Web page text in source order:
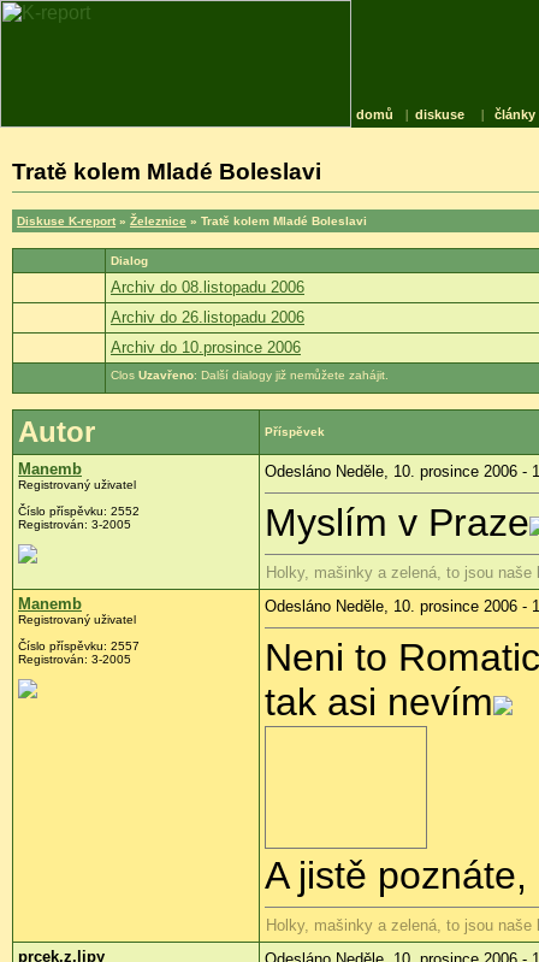
domů | diskuse | články
Tratě kolem Mladé Boleslavi
Diskuse K-report » Železnice » Tratě kolem Mladé Boleslavi
Dialog
Archiv do 08.listopadu 2006
Archiv do 26.listopadu 2006
Archiv do 10.prosince 2006
Uzavřeno: Další dialogy již nemůžete zahájit.
Autor Příspěvek
Manemb
Registrovaný uživatel
Číslo příspěvku: 2552
Registrován: 3-2005
Odesláno Neděle, 10. prosince 2006 -
Myslím v Praze
Holky, mašinky a zelená, to jsou naše
Manemb
Registrovaný uživatel
Číslo příspěvku: 2557
Registrován: 3-2005
Odesláno Neděle, 10. prosince 2006 -
Neni to
tak asi nevím
A jistě
Holky, mašinky a zelená, to jsou naše
prcek.z.lipy